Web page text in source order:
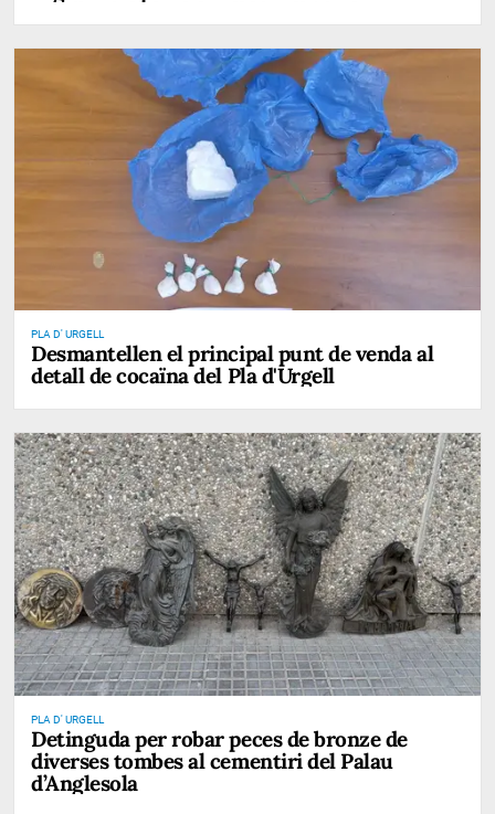
PLA D' URGELL
Desmantellen el principal punt de venda al
detall de cocaïna del Pla d'Urgell
PLA D' URGELL
Detinguda per robar peces de bronze de
diverses tombes al cementiri del Palau
d’Anglesola